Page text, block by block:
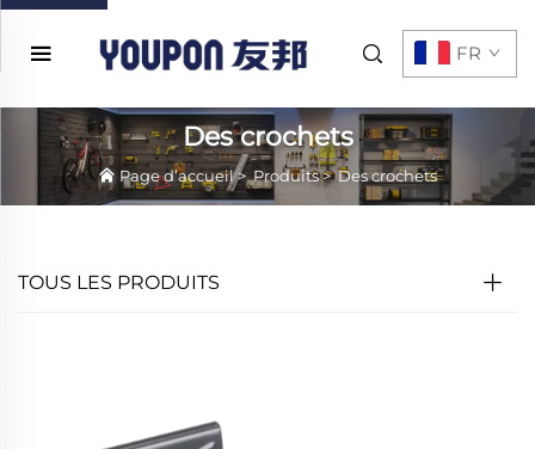
FR
Des crochets
Page d’accueil>Produits>Des crochets
TOUS LES PRODUITS